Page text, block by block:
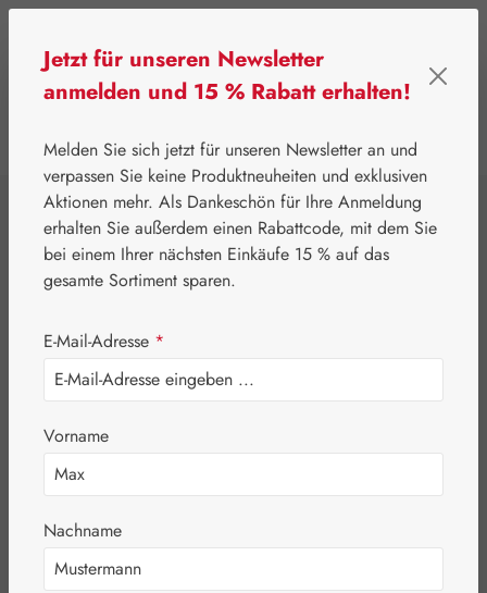
⌂ Gall Pharma Gall Exklusiv
Spargel Dich Vit
Kapseln
Bildergalerie überspringen
Jetzt für unseren Newsletter
anmelden und 15 % Rabatt erhalten!
Melden Sie sich jetzt für unseren Newsletter an und
verpassen Sie keine Produktneuheiten und exklusiven
Aktionen mehr. Als Dankeschön für Ihre Anmeldung
erhalten Sie außerdem einen Rabattcode, mit dem Sie
bei einem Ihrer nächsten Einkäufe 15 % auf das
gesamte Sortiment sparen.
E-Mail-Adresse *
Vorname
Nachname